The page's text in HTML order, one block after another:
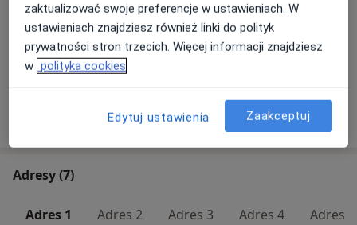
USG płuc
250 zł Szczegóły Umów wizytę
W jaki sposób ustalane są ceny?
Adresy (7)
Adres 1 Adres 2 Adres 3 Adres 4 Adres 5
zaktualizować swoje preferencje w ustawieniach. W
ustawieniach znajdziesz również linki do polityk
prywatności stron trzecich. Więcej informacji znajdziesz
w polityka cookies
Edytuj ustawienia Zaakceptuj